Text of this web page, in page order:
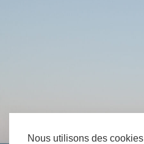
Nous utilisons des cookies